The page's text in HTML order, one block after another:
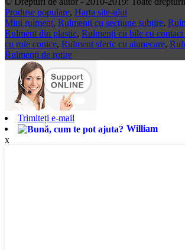
Produse populare, Harta site-ului
Mini rulment, Rulmenți cu secțiune subțire,
Rulment din plastic, Rulmenți cu bile cu
cu role conice, Rulment sferic cu alunecare,
Rulmenți de rotire
Trimiteți e-mail
William
x